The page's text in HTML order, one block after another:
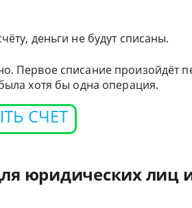
деньги не будут списаны.
Первое списание произойдёт
хотя бы одна операция.
СЧЕТ
юридических лиц